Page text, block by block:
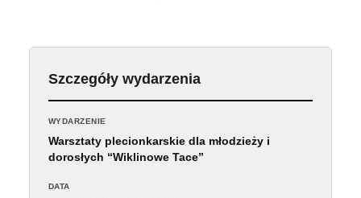
Szczegóły wydarzenia
WYDARZENIE
Warsztaty plecionkarskie dla młodzieży i
dorosłych “Wiklinowe Tace”
DATA